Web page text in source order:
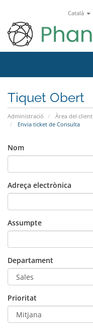
Català
Tiquet Obert
Administració Àrea del client
Envia ticket de Consulta
Nom
Adreça electrònica
Assumpte
Departament
Prioritat